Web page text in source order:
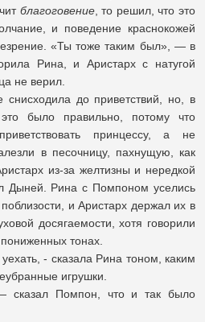
благоговение, то решил, что это
и поведение краснокожей
«Ты тоже таким был», — в
Рина, и Аристарх с натугой
не верил.
до приветствий, но, в
было правильно, потому что
принцессу, а не
в песочницу, пахнущую, как
из-за желтизны и нередкой
Дыней. Рина с Помпоном уселись
и Аристарх держал их в
досягаемости, хотя говорили
тонах.
- сказала Рина тоном, каким
игрушки.
Помпон, что и так было